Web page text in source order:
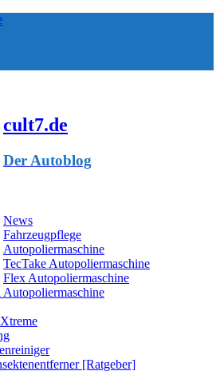
cult7.de
Der Autoblog
News
Fahrzeugpflege
Autopoliermaschine
TecTake Autopoliermaschine
Flex Autopoliermaschine
[Ratgeber]